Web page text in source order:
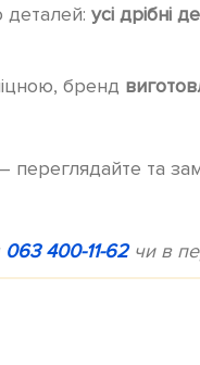
усі дрібні
бренд
переглядайте та
063 400-11-62 чи в